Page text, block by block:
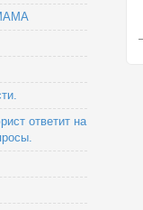
ответит на